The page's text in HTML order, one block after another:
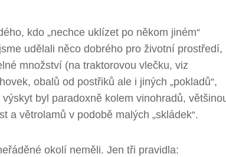
kdo „nechce uklízet po někom jiném“
udělali něco dobrého pro životní prostředí,
množství (na traktorovou vlečku, viz
obalů od postřiků ale i jiných „pokladů“,
byl paradoxně kolem vinohradů,
větrolamů v podobě malých „skládek“.
okolí neměli. Jen tři pravidla: